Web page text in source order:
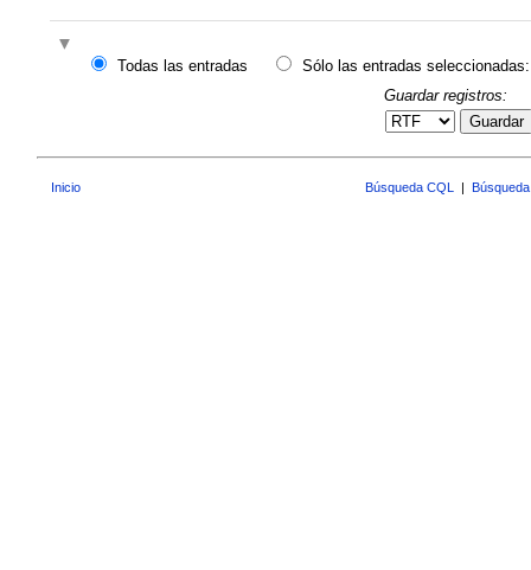
Todas las entradas
Sólo las entradas seleccionadas:
Guardar registros:
Guardar
Inicio Búsqueda CQL